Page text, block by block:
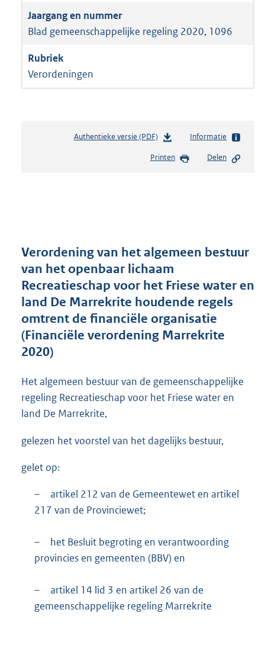
Blad gemeenschappelijke regeling 2020, 1096
Verordeningen
Authentieke versie (PDF)b
s
r
o
o
t
t
:
3
b
Informatie
Printen Delen
Verordening van het algemeen bestuur
van het openbaar lichaam
Recreatieschap voor het Friese water en
land De Marrekrite houdende regels
omtrent de financiële organisatie
(Financiële verordening Marrekrite
2020)
Het algemeen bestuur van de gemeenschappelijke
regeling Recreatieschap voor het Friese water en
land De Marrekrite,
gelezen het voorstel van het dagelijks bestuur,
gelet op:
–
artikel 212 van de Gemeentewet en artikel
217 van de Provinciewet;
–
het Besluit begroting en verantwoording
provincies en gemeenten (BBV) en
–
artikel 14 lid 3 en artikel 26 van de
gemeenschappelijke regeling Marrekrite